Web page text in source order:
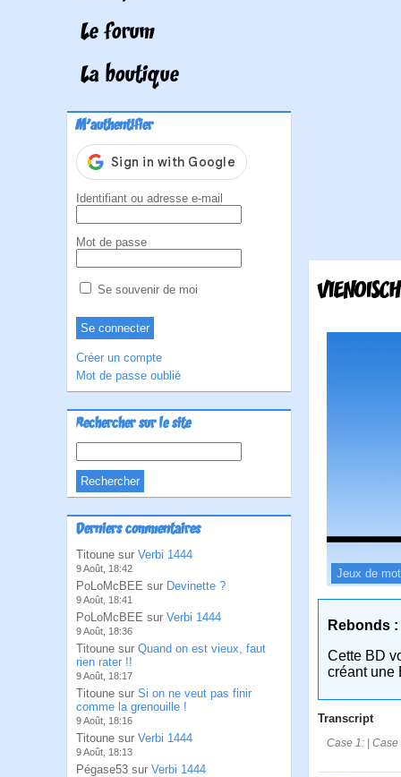
Le forum
La boutique
M'authentifier
Identifiant ou adresse e-mail
Mot de passe
Se souvenir de moi
Créer un compte
Mot de passe oublié
Rechercher sur le site
Derniers commentaires
Titoune sur Verbi 1444
9 Août, 18:42
PoLoMcBEE sur Devinette ?
9 Août, 18:41
PoLoMcBEE sur Verbi 1444
9 Août, 18:36
Titoune sur Quand on est vieux, faut
rien rater !!
9 Août, 18:17
Titoune sur Si on ne veut pas finir
comme la grenouille !
9 Août, 18:16
Titoune sur Verbi 1444
9 Août, 18:13
Pégase53 sur Verbi 1444
Jeux de
Rebonds :
Cette BD
créant une
Transcript
Case 1: |